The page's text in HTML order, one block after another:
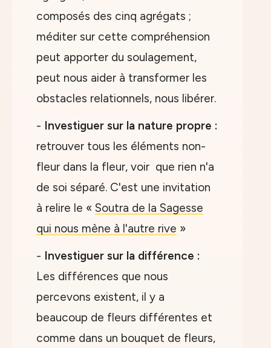
composés des cinq agrégats ;
méditer sur cette compréhension
peut apporter du soulagement,
peut nous aider à transformer les
obstacles relationnels, nous libérer.
- Investiguer sur la nature propre :
retrouver tous les éléments non-
fleur dans la fleur, voir que rien n'a
de soi séparé. C'est une invitation
à relire le « Soutra de la Sagesse
qui nous mène à l'autre rive »
- Investiguer sur la différence :
Les différences que nous
percevons existent, il y a
beaucoup de fleurs différentes et
comme dans un bouquet de fleurs,